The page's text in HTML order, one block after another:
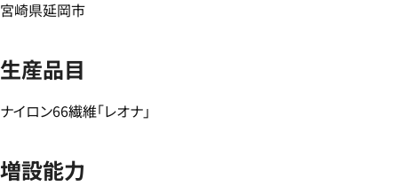
宮崎県延岡市
生産品目
ナイロン66繊維「レオナ」
増設能力